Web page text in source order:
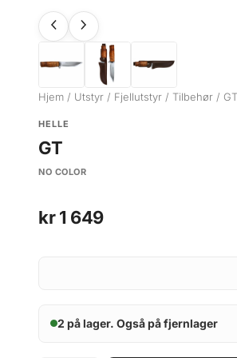
Hjem / Utstyr / Fjellutstyr / Tilbehør / GT
HELLE
GT
NO COLOR
kr1 649
2 på lager. Også på fjernlager